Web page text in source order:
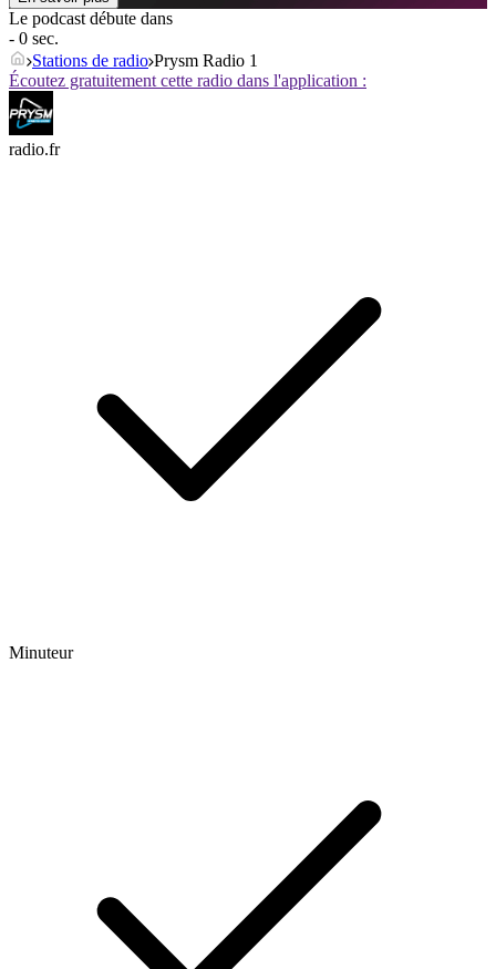
Le podcast débute dans
- 0 sec.
Stations de radio Prysm Radio 1
Écoutez gratuitement cette radio dans l'application :
radio.fr
Minuteur